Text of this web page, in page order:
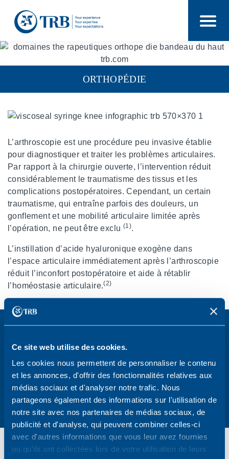
Ce site web utilise des cookies.
Les cookies nous permettent de personnaliser le contenu
et les annonces, d'offrir des fonctionnalités relatives aux
médias sociaux et d'analyser notre trafic. Nous
partageons également des informations sur l'utilisation de
notre site avec nos partenaires de médias sociaux, de
publicité et d'analyse, qui peuvent combiner celles-ci
avec d'autres informations que vous leur avez fournies
ou qu'ils ont collectées lors de votre utilisation de leurs
ORTHOPÉDIE
L’arthroscopie est une procédure peu invasive établie
pour diagnostiquer et traiter les problèmes articulaires.
Par rapport à la chirurgie ouverte, l’intervention réduit
considérablement le traumatisme des tissus et les
complications postopératoires. Cependant, un certain
traumatisme, qui entraîne parfois des douleurs, un
gonflement et une mobilité articulaire limitée après
l’opération, ne peut être exclu (1).
L’instillation d’acide hyaluronique exogène dans
l’espace articulaire immédiatement après l’arthroscopie
réduit l’inconfort postopératoire et aide à rétablir
l’homéostasie articulaire.(2)
l'arthroscopie, la tendinopathie et
l'arthrose
EN SAVOIR PLUS